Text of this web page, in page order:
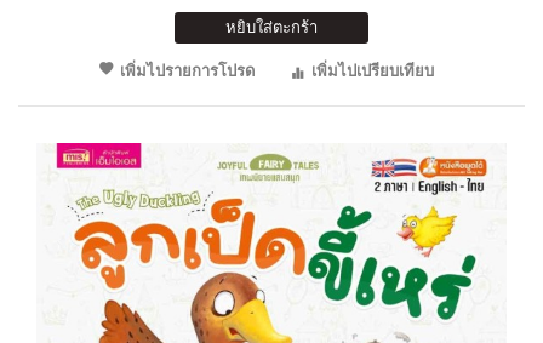
หยิบใส่ตะกร้า
เพิ่มไปรายการโปรด
เพิ่มไปเปรียบเทียบ